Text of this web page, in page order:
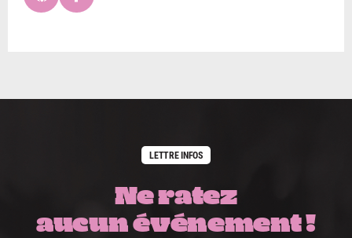
LETTRE INFOS
Ne ratez
aucun événement !